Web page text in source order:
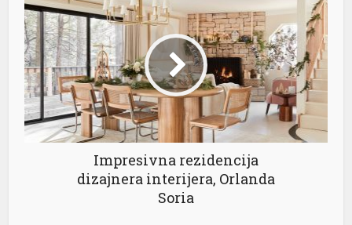
Impresivna rezidencija
dizajnera interijera, Orlanda
Soria